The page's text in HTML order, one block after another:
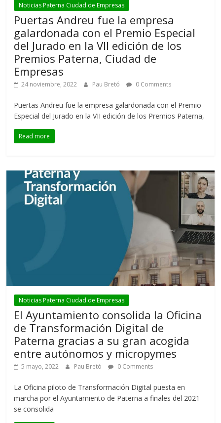
Noticias Paterna Ciudad de Empresas
Puertas Andreu fue la empresa
galardonada con el Premio Especial
del Jurado en la VII edición de los
Premios Paterna, Ciudad de
Empresas
24 noviembre, 2022 Pau Bretó 0 Comments
Puertas Andreu fue la empresa galardonada con el Premio
Especial del Jurado en la VII edición de los Premios Paterna,
Read more
Noticias Paterna Ciudad de Empresas
El Ayuntamiento consolida la Oficina
de Transformación Digital de
Paterna gracias a su gran acogida
entre autónomos y micropymes
5 mayo, 2022 Pau Bretó 0 Comments
La Oficina piloto de Transformación Digital puesta en
marcha por el Ayuntamiento de Paterna a finales del 2021
se consolida